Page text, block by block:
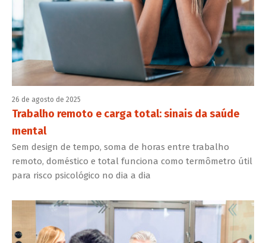
26 de agosto de 2025
Trabalho remoto e carga total: sinais da saúde
mental
Sem design de tempo, soma de horas entre trabalho
remoto, doméstico e total funciona como termômetro útil
para risco psicológico no dia a dia